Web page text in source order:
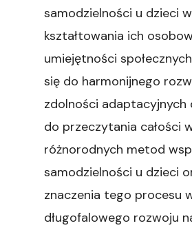
samodzielności u dzieci
kształtowania ich
umiejętności
się do harmonijnego
zdolności adaptacyjnych
do przeczytania całości
różnorodnych metod
samodzielności u dzieci
znaczenia tego procesu
długofalowego rozwoju